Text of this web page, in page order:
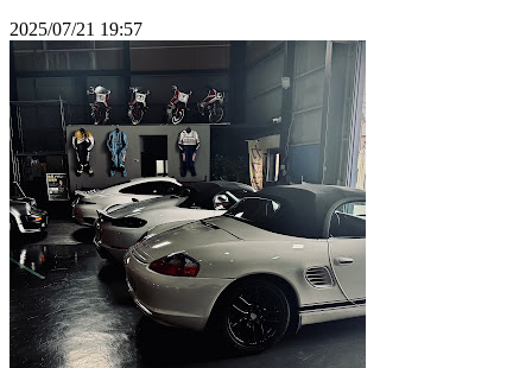
2025/07/21 19:57